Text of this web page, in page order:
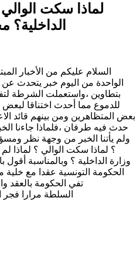
لماذا سكت
السلام عليكم من الأخبار
الواحدة من اليوم خبر يتحدث
بتطاوين ،واستعملت الشرطة
للدموع مما أحدث اختناقا
بعض المتظاهرين ومن بينهم قائد
حدث فيه طرفان ،فلماذا جاءنا
ولم يأتنا الخبر من وجهة نظر
؟ لماذا سكت الوالي ؟ لماذا
وزارة الداخلية ؟ وبالمناسبة
الحكومة التونسية عقدا مع
تفي الحكومة بالعقد
السلطة مرارا